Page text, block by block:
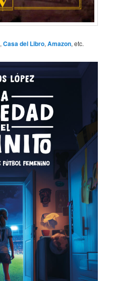
,Casa del Libro,Amazon, etc.